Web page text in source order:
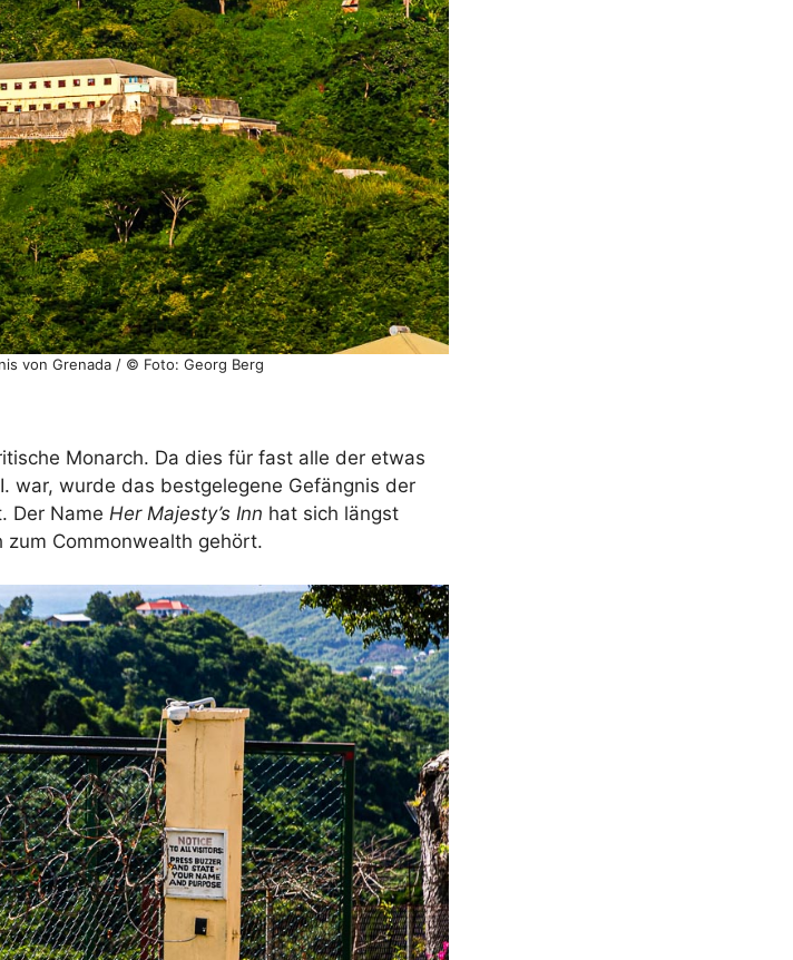
von Grenada / © Foto: Georg Berg
Monarch. Da dies für fast alle der etwas
war, wurde das bestgelegene Gefängnis der
Der Name Her Majesty’s Inn hat sich längst
Commonwealth gehört.